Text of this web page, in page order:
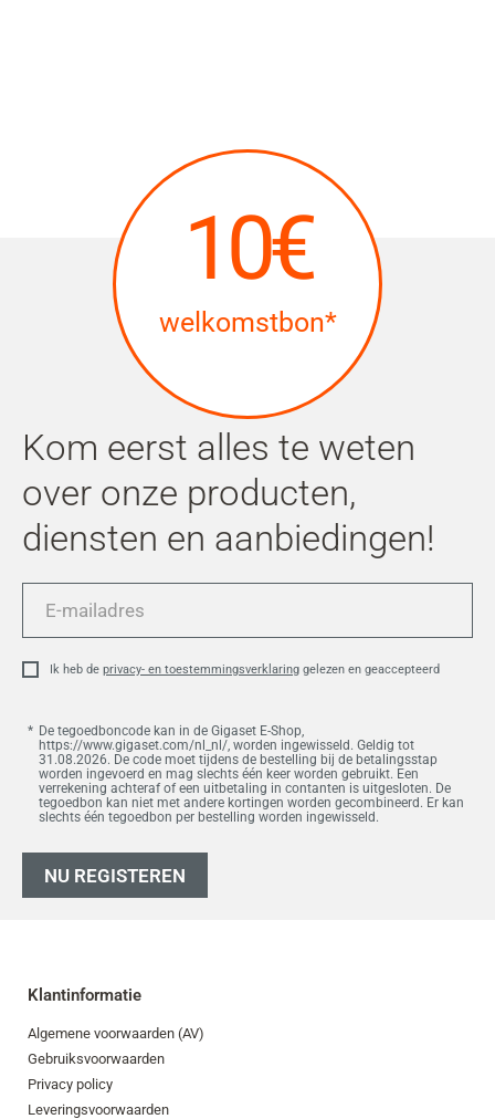
10€
welkomstbon*
Kom eerst alles te weten
over onze producten,
diensten en aanbiedingen!
mailadres
Ik heb de privacy- en toestemmingsverklaring gelezen en geaccepteerd
De tegoedboncode kan in de Gigaset E-Shop,
https://www.gigaset.com/nl_nl/, worden ingewisseld. Geldig tot
31.08.2026. De code moet tijdens de bestelling bij de betalingsstap
worden ingevoerd en mag slechts één keer worden gebruikt. Een
verrekening achteraf of een uitbetaling in contanten is uitgesloten. De
tegoedbon kan niet met andere kortingen worden gecombineerd. Er kan
slechts één tegoedbon per bestelling worden ingewisseld.
NU REGISTEREN
Klantinformatie
Algemene voorwaarden (AV)
Gebruiksvoorwaarden
Privacy policy
Leveringsvoorwaarden